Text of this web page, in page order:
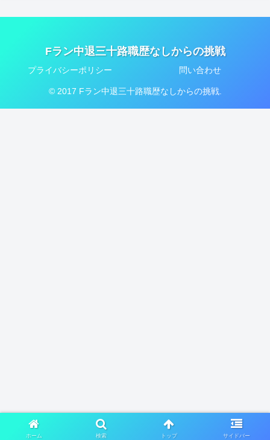
Fラン中退三十路職歴なしからの挑戦
プライバシーポリシー 問い合わせ
© 2017 Fラン中退三十路職歴なしからの挑戦.
ホーム 検索 トップ サイドバー